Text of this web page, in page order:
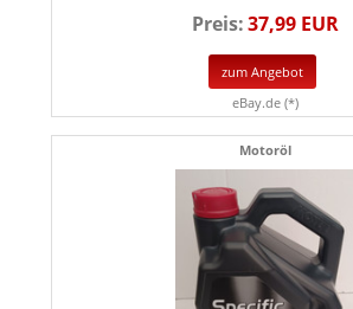
Preis:37,99 EUR
zum Angebot
eBay.de (*)
Motoröl